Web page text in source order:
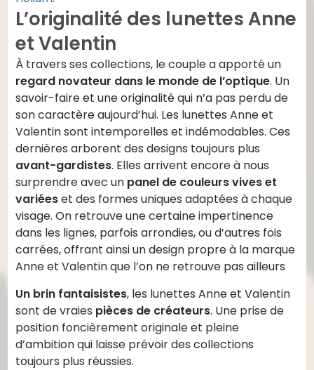
L’originalité des lunettes Anne
et Valentin
À travers ses collections, le couple a apporté un
regard novateur dans le monde de l’optique. Un
savoir-faire et une originalité qui n’a pas perdu de
son caractère aujourd’hui. Les lunettes Anne et
Valentin sont intemporelles et indémodables. Ces
dernières arborent des designs toujours plus
avant-gardistes. Elles arrivent encore à nous
surprendre avec un panel de couleurs vives et
variéeset des formes uniques adaptées à chaque
visage. On retrouve une certaine impertinence
dans les lignes, parfois arrondies, ou d’autres fois
carrées, offrant ainsi un design propre à la marque
Anne et Valentin que l’on ne retrouve pas ailleurs
Un brin fantaisistes, les lunettes Anne et Valentin
sont de vraies pièces de créateurs. Une prise de
position foncièrement originale et pleine
d’ambition qui laisse prévoir des collections
toujours plus réussies.